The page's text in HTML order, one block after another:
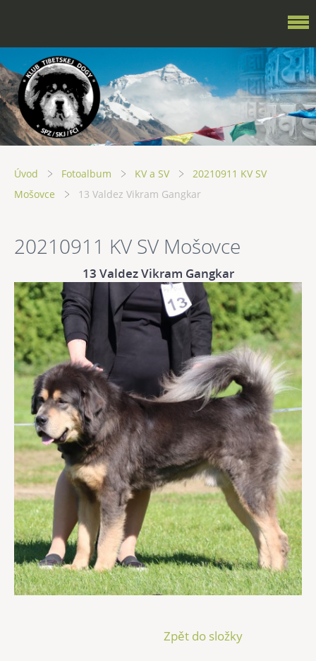
Úvod Fotoalbum KV a SV
20210911 KV SV
Mošovce
13 Valdez Vikram Gangkar
20210911 KV SV Mošovce
13 Valdez Vikram Gangkar
Zpět do složky